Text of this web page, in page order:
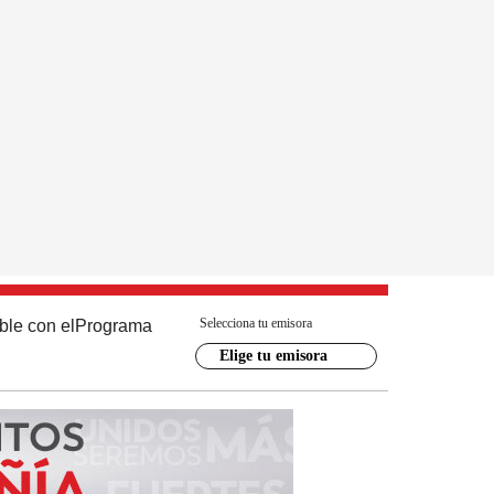
con el Programa Selecciona tu emisora
Elige tu emisora